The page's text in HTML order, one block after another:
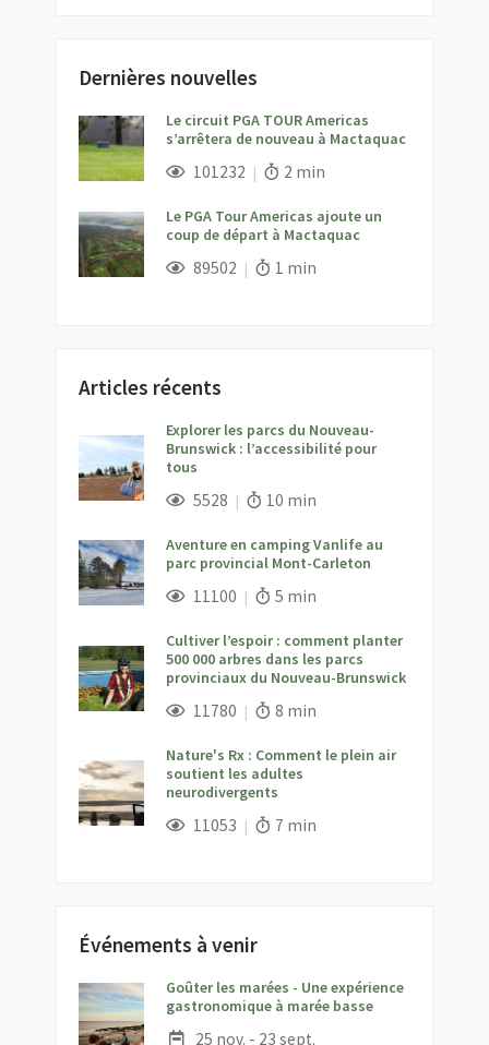
Dernières nouvelles
Le circuit PGA TOUR Americas
s’arrêtera de nouveau à Mactaquac
; 101232Vues; Temps de lecture:
2 min
Le PGA Tour Americas ajoute un
coup de départ à Mactaquac
; 89502Vues; Temps de lecture:
1 min
Articles récents
Explorer les parcs du Nouveau-
Brunswick : l’accessibilité pour
tous
; 5528Vues; Temps de lecture:
10 min
Aventure en camping Vanlife au
parc provincial Mont-Carleton
; 11100Vues; Temps de lecture:
5 min
Cultiver l’espoir : comment planter
500 000 arbres dans les parcs
provinciaux du Nouveau-Brunswick
; 11780Vues; Temps de lecture:
8 min
Nature's Rx : Comment le plein air
soutient les adultes
neurodivergents
; 11053Vues; Temps de lecture:
7 min
Événements à venir
Goûter les marées - Une expérience
gastronomique à marée basse;
Date :
25 nov. - 23 sept.